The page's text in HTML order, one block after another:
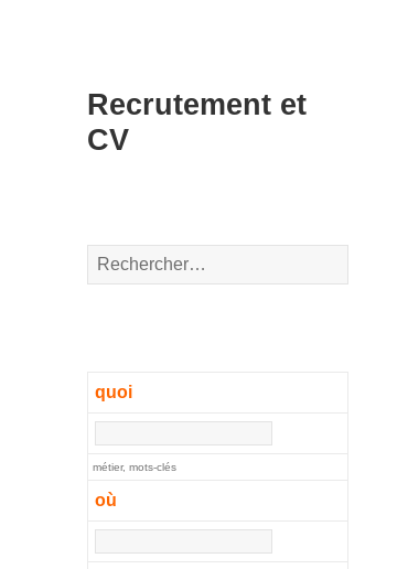
Recrutement et
CV
Rechercher :
quoi
métier, mots-clés
où